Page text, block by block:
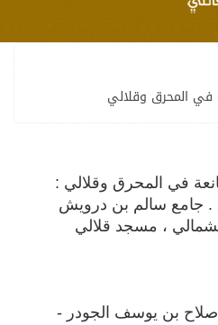
في المحرق وقلالي
في المحرق وقلالي :
جامع سالم بن درويش
، مسجد قلالي
بن يوسف الجودر -